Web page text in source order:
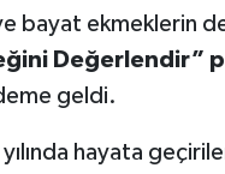
bayat ekmeklerin
Değerlendir”
geldi.
hayata